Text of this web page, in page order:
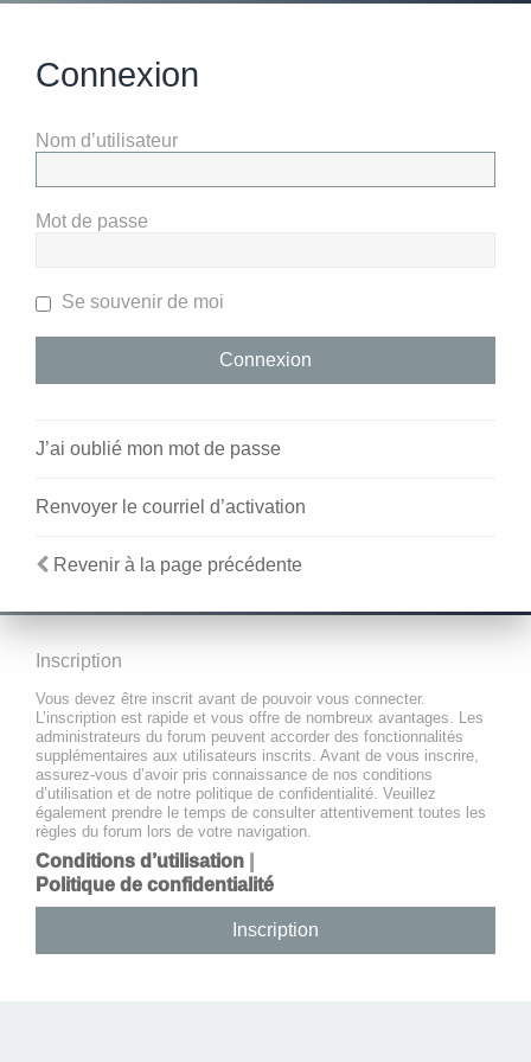
Connexion
Nom d’utilisateur
Mot de passe
Se souvenir de moi
J’ai oublié mon mot de passe
Renvoyer le courriel d’activation
Revenir à la page précédente
Inscription
Vous devez être inscrit avant de pouvoir vous connecter.
L’inscription est rapide et vous offre de nombreux avantages. Les
administrateurs du forum peuvent accorder des fonctionnalités
supplémentaires aux utilisateurs inscrits. Avant de vous inscrire,
assurez-vous d’avoir pris connaissance de nos conditions
d’utilisation et de notre politique de confidentialité. Veuillez
également prendre le temps de consulter attentivement toutes les
règles du forum lors de votre navigation.
Conditions d’utilisation
Politique de confidentialité
Inscription